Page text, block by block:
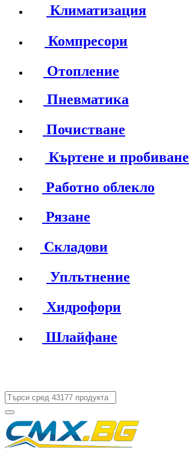
Климатизация
Компресори
Отопление
Пневматика
Почистване
Къртене и пробиване
Работно облекло
Рязане
Складови
Уплътнение
Хидрофори
Шлайфане